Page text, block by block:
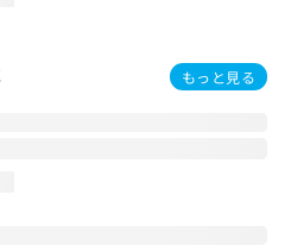
もっと見る